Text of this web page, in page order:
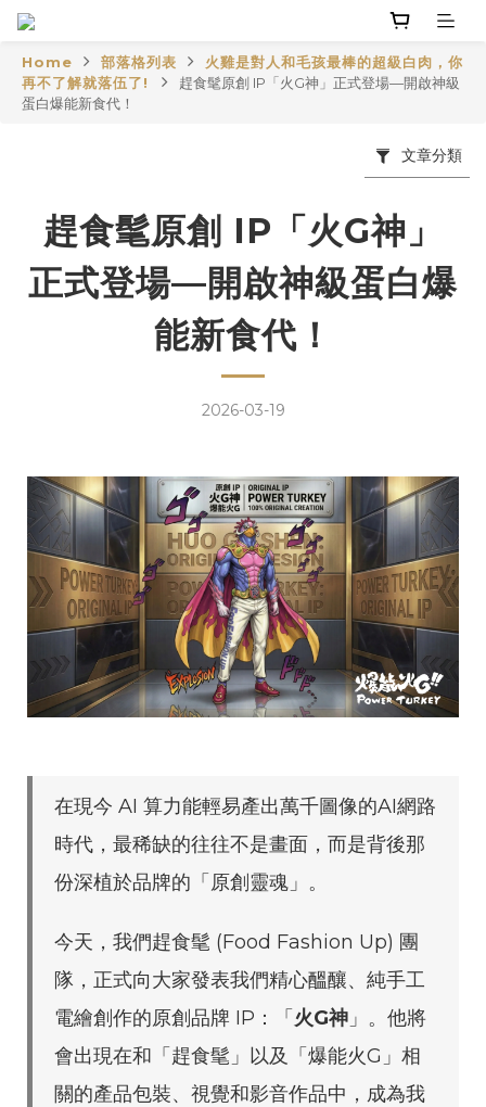
Home 部落格列表
火雞是對人和毛孩最棒的超級白肉，你
再不了解就落伍了!
趕食髦原創 IP「火G神」正式登場—開啟神級
蛋白爆能新食代！
文章分類
趕食髦原創 IP「火G神」
正式登場—開啟神級蛋白爆
能新食代！
2026-03-19
在現今 AI 算力能輕易產出萬千圖像的AI網路
時代，最稀缺的往往不是畫面，而是背後那
份深植於品牌的「原創靈魂」。
今天，我們趕食髦 (Food Fashion Up) 團
隊，正式向大家發表我們精心醞釀、純手工
電繪創作的原創品牌 IP：「 火G神 」。他將
會出現在和「趕食髦」以及「爆能火G」相
關的產品包裝、視覺和影音作品中，成為我